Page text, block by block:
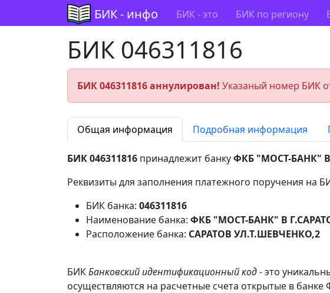
БИК - инфо БИК - это БИК по региону
БИК 046311816
БИК 046311816 аннулирован! Указаный номер БИК
Общая информация Подробная информация
БИК 046311816 принадлежит банкуФКБ "МОСТ-БАНК" В
Реквизиты для заполнения платежного поручения на
БИК банка: 046311816
Наименование банка: ФКБ "МОСТ-БАНК" В
Расположение банка: САРАТОВ УЛ.Т.ШЕВЧЕНКО,2
БИКБанковский идентификационный код- это
осуществляются на расчетные счета открытые в